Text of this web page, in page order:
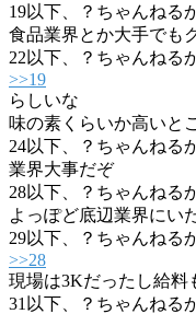
19以下、？ちゃんねる
食品業界とか大手でも
22 以下、？ちゃんねる
>>19
らしいな
味の素くらいか高いと
24以下、？ちゃんねる
業界大事だぞ
28以下、？ちゃんねる
よっぽど底辺業界にい
29以下、？ちゃんねる
>>28
現場は3Kだったし給料
31 以下、？ちゃんねる